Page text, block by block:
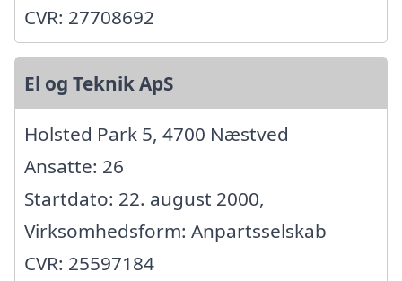
CVR: 27708692
El og Teknik ApS
Holsted Park 5, 4700 Næstved
Ansatte: 26
Startdato: 22. august 2000,
Virksomhedsform: Anpartsselskab
CVR: 25597184